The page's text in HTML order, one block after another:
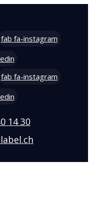
fab fa-instagram
fab fa-instagram
14 30